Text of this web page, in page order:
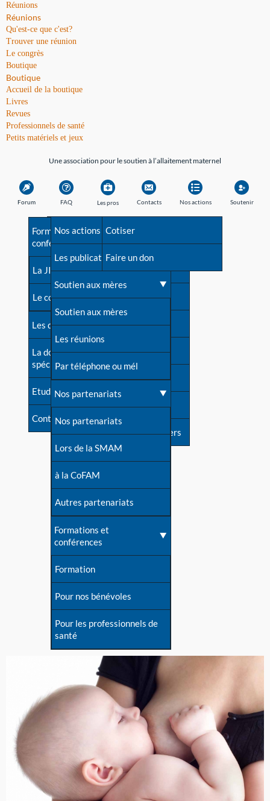
Réunions
Réunions
Qu'est-ce que c'est?
Trouver une réunion
Le congrès
Boutique
Boutique
Accueil de la boutique
Livres
Revues
Professionnels de santé
Petits matériels et jeux
Une association pour le soutien à l’allaitement maternel
Forum FAQ
Avant la naissance
Les débuts
Une difficulté d'allaitement ?
Cas particuliers
Mythes et vérités
Devenir animatrice ?
Une question sur le site
Les pros
Formations et
conférences
La JIA
Le congrès
Les dossiers de l'allaitement
La documentation
spécialisée
Etudes récentes
Contact
Contacts
Besoin d'aide?
Répertoire de tous les
contacts
Contact presse
Dossier de presse
Soutenir LLL
Livre d'or
Forum
S'inscrire à nos newsletters
Nos actions
Nos actions
Les publications
Soutien aux mères
Soutien aux mères
Les réunions
Par téléphone ou mél
Nos partenariats
Nos partenariats
Lors de la SMAM
à la CoFAM
Autres partenariats
Formations et
conférences
Formation
Pour nos bénévoles
Pour les professionnels de
santé
Soutenir
Cotiser
Faire un don